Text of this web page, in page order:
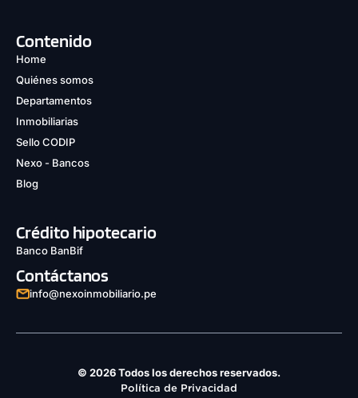
Contenido
Home
Quiénes somos
Departamentos
Inmobiliarias
Sello CODIP
Nexo - Bancos
Blog
Crédito hipotecario
Banco BanBif
Contáctanos
info@nexoinmobiliario.pe
© 2026 Todos los derechos reservados.
Política de Privacidad